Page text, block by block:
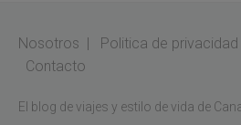
Nosotros Politica de privacidad
Contacto
El blog de viajes y estilo de vida de